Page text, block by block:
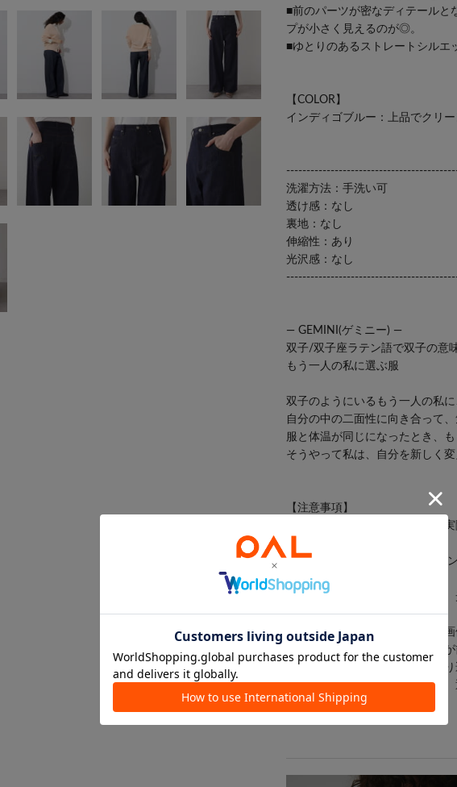
■前のパーツが密なディテールと
プが小さく見えるのが◎。
■ゆとりのあるストレートシルエ
【COLOR】
インディゴブルー：上品でクリ
洗濯方法：手洗い可
透け感：なし
裏地：なし
伸縮性：あり
光沢感：なし
― GEMINI(ゲミニー) ―
双子/双子座ラテン語で双子の意味
もう一人の私に選ぶ服
双子のようにいるもう一人の私に
自分の中の二面性に向き合って
服と体温が同じになったとき、
そうやって私は、自分を新しく変
【注意事項】
・画像の商品はサンプルです。
また 、パソコンやスマートフォ
る場合がございます。
・店頭及び屋外での撮影画像は
ります。
商品の色味は、スタジオ撮影の画
・入荷状況により、お届け予定
・お客様への発送が店頭販売よ
・追加生産商品は、一部の店舗
予めご了承下さい。